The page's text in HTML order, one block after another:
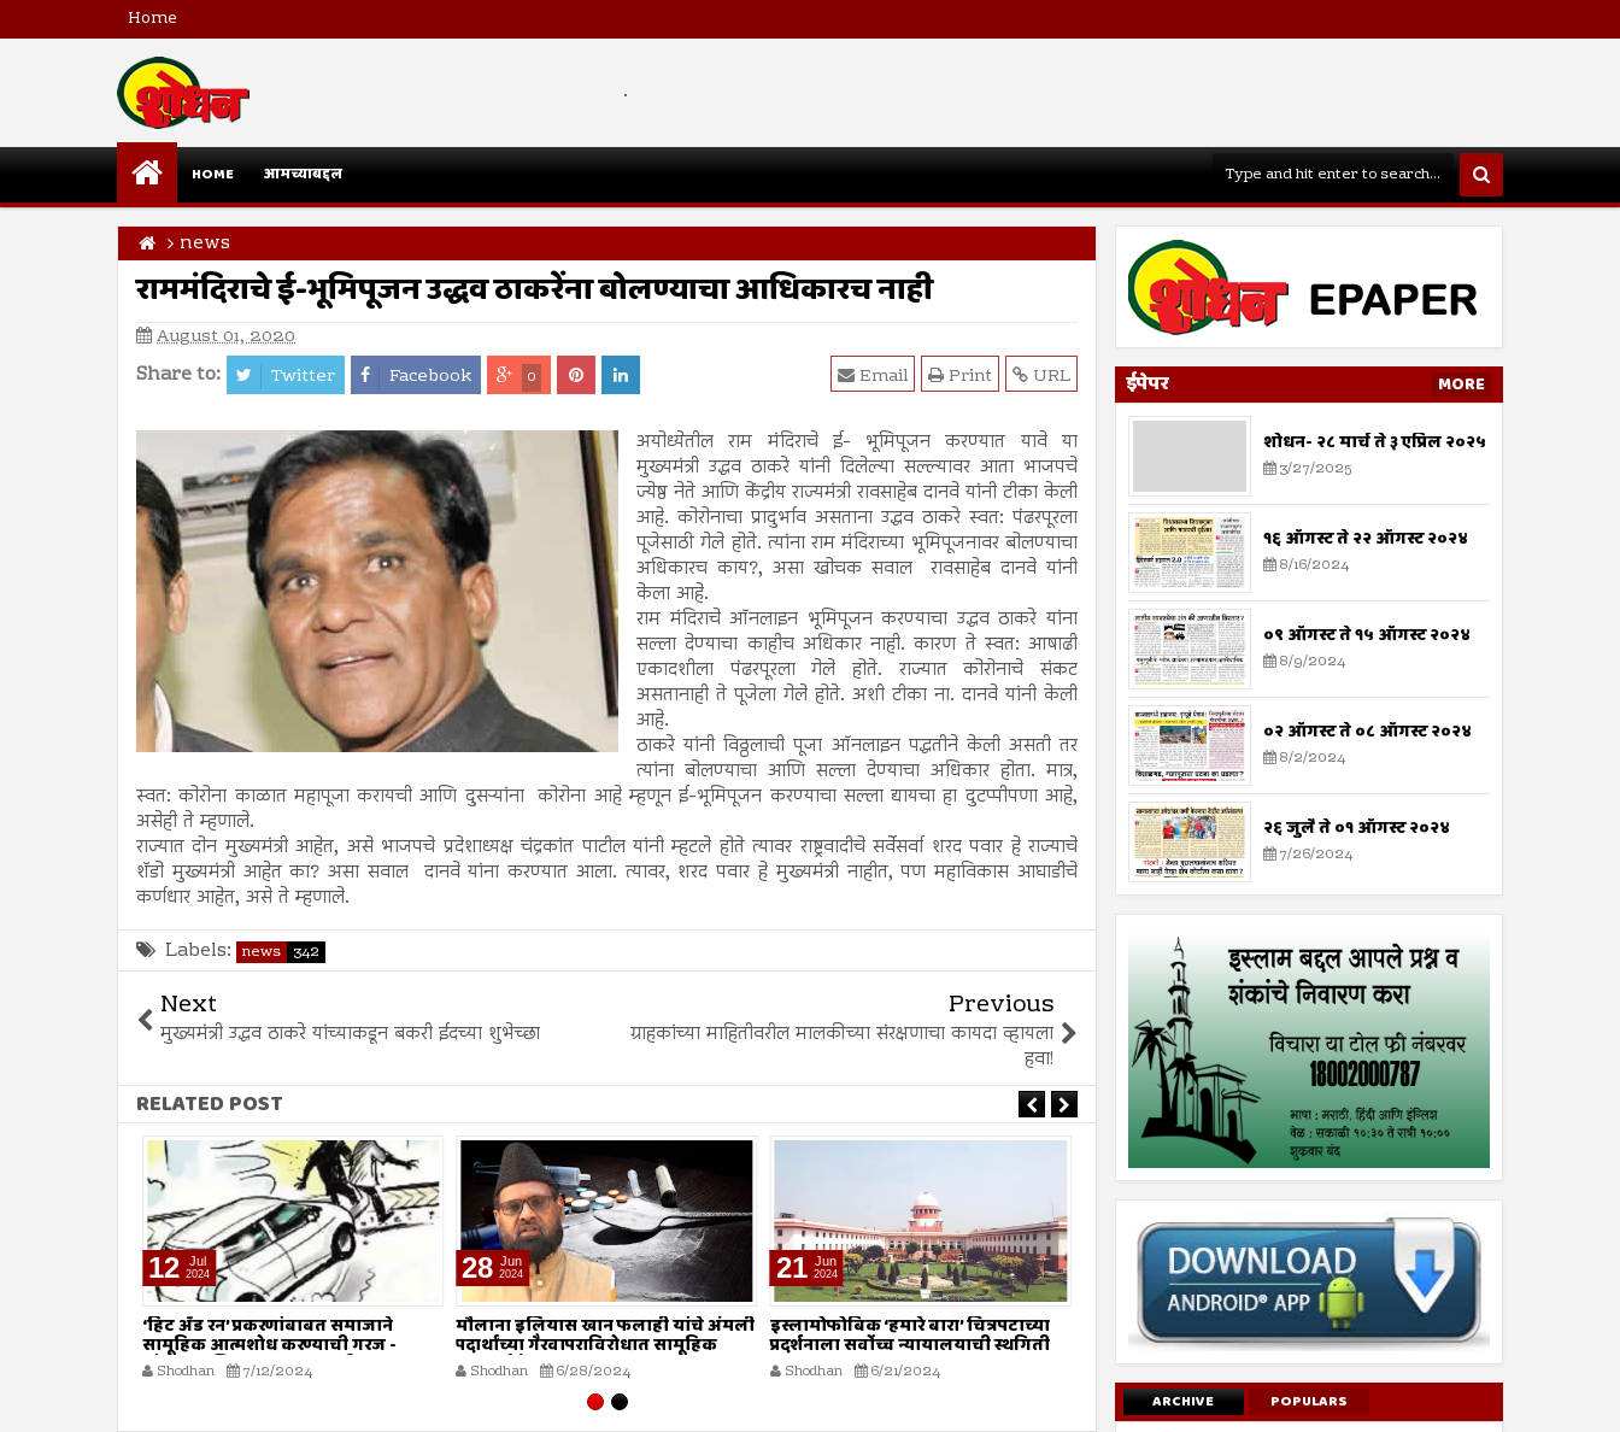
Home
.
HOME आमच्याबद्दल
news
राममंदिराचे ई-भूमिपूजन उद्धव ठाकरेंना बोलण्याचा आधिकारच नाही
August 01, 2020
Share to: Twitter Facebook 0 URL
Print
Email
अयोध्येतील राम मंदिराचे ई- भूमिपूजन करण्यात यावे या
मुख्यमंत्री उद्धव ठाकरे यांनी दिलेल्या सल्ल्यावर आता भाजपचे
ज्येष्ठ नेते आणि केंद्रीय राज्यमंत्री रावसाहेब दानवे यांनी टीका केली
आहे. कोरोनाचा प्रादुर्भाव असताना उद्धव ठाकरे स्वत: पंढरपूरला
पूजेसाठी गेले होते. त्यांना राम मंदिराच्या भूमिपूजनावर बोलण्याचा
अधिकारच काय?, असा खोचक सवाल रावसाहेब दानवे यांनी
केला आहे.
राम मंदिराचे ऑनलाइन भूमिपूजन करण्याचा उद्धव ठाकरे यांना
सल्ला देण्याचा काहीच अधिकार नाही. कारण ते स्वत: आषाढी
एकादशीला पंढरपूरला गेले होते. राज्यात कोरोनाचे संकट
असतानाही ते पूजेला गेले होते. अशी टीका ना. दानवे यांनी केली
आहे.
ठाकरे यांनी विठ्ठलाची पूजा ऑनलाइन पद्धतीने केली असती तर
त्यांना बोलण्याचा आणि सल्ला देण्याचा अधिकार होता. मात्र,
स्वत: कोरोना काळात महापूजा करायची आणि दुसऱ्यांना कोरोना आहे म्हणून ई-भूमिपूजन करण्याचा सल्ला द्यायचा हा दुटप्पीपणा आहे,
असेही ते म्हणाले.
राज्यात दोन मुख्यमंत्री आहेत, असे भाजपचे प्रदेशाध्यक्ष चंद्रकांत पाटील यांनी म्हटले होते त्यावर राष्ट्रवादीचे सर्वेसर्वा शरद पवार हे राज्याचे
शॅडो मुख्यमंत्री आहेत का? असा सवाल दानवे यांना करण्यात आला. त्यावर, शरद पवार हे मुख्यमंत्री नाहीत, पण महाविकास आघाडीचे
कर्णधार आहेत, असे ते म्हणाले.
Labels: news 342
Next
मुख्यमंत्री उद्धव ठाकरे यांच्याकडून बकरी ईदच्या शुभेच्छा
Previous
ग्राहकांच्या माहितीवरील मालकीच्या संरक्षणाचा कायदा व्हायला
हवा!
RELATED POST
12 Jul
2024
‘हिट अँड रन’ प्रकरणांबाबत समाजाने
सामूहिक आत्मशोध करण्याची गरज -
मौलाना इलियास खान फलाही
Shodhan 7/12/2024
28 Jun
2024
मौलाना इलियास खान फलाही यांचे अंमली
पदार्थांच्या गैरवापराविरोधात सामूहिक
कारवाईचे आवाहन
Shodhan 6/28/2024
21 Jun
2024
इस्लामोफोबिक ‘हमारे बारा’ चित्रपटाच्या
प्रदर्शनाला सर्वोच्च न्यायालयाची स्थगिती
Shodhan 6/21/2024
Jun
2024
ऑनलाइन जुगारामुळे आर्थिक, मानसिक
समस्येसह आत्महत्यांमध्ये होतेय वाढ
09 2024
98 वे अखिल भारतीय मराठी
संमेलन
ईपेपर MORE
शोधन- २८ मार्च ते ३ एप्रिल २०२५
3/27/2025
१६ ऑगस्ट ते २२ ऑगस्ट २०२४
8/16/2024
०९ ऑगस्ट ते १५ ऑगस्ट २०२४
8/9/2024
०२ ऑगस्ट ते ०८ ऑगस्ट २०२४
8/2/2024
२६ जुलै ते ०१ ऑगस्ट २०२४
7/26/2024
ARCHIVE POPULARS